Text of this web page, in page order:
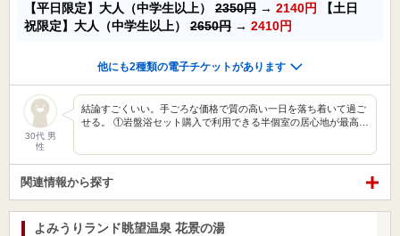
【平日限定】大人（中学生以上） 2350円 → 2140円
【土日
祝限定】大人（中学生以上） 2650円 → 2410円
他にも2種類の電子チケットがあります
30代 男
性
結論すごくいい。手ごろな価格で質の高い一日を落ち着いて過ご
せる。 ①岩盤浴セット購入で利用できる半個室の居心地が最高…
関連情報から探す
よみうりランド眺望温泉 花景の湯